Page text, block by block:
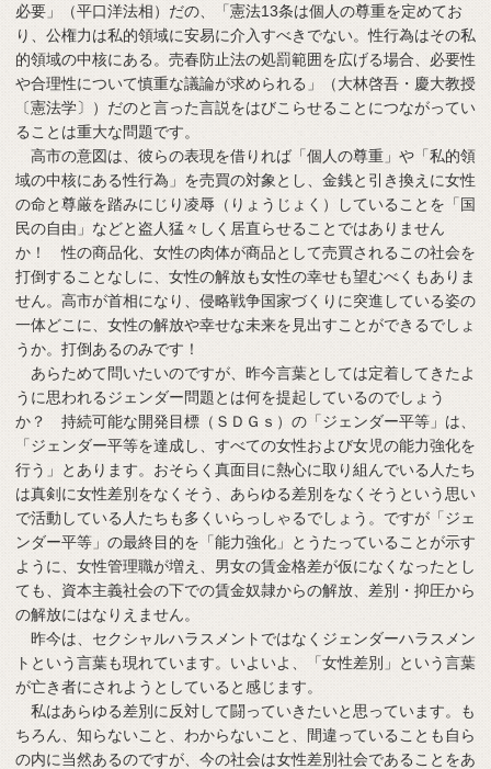
必要」（平口洋法相）だの、「憲法13条は個人の尊重を定めてお
り、公権力は私的領域に安易に介入すべきでない。性行為はその私
的領域の中核にある。売春防止法の処罰範囲を広げる場合、必要性
や合理性について慎重な議論が求められる」（大林啓吾・慶大教授
〔憲法学〕）だのと言った言説をはびこらせることにつながってい
ることは重大な問題です。
高市の意図は、彼らの表現を借りれば「個人の尊重」や「私的領
域の中核にある性行為」を売買の対象とし、金銭と引き換えに女性
の命と尊厳を踏みにじり凌辱（りょうじょく）していることを「国
民の自由」などと盗人猛々しく居直らせることではありません
か！ 性の商品化、女性の肉体が商品として売買されるこの社会を
打倒することなしに、女性の解放も女性の幸せも望むべくもありま
せん。高市が首相になり、侵略戦争国家づくりに突進している姿の
一体どこに、女性の解放や幸せな未来を見出すことができるでしょ
うか。打倒あるのみです！
あらためて問いたいのですが、昨今言葉としては定着してきたよ
うに思われるジェンダー問題とは何を提起しているのでしょう
か？ 持続可能な開発目標（ＳＤＧｓ）の「ジェンダー平等」は、
「ジェンダー平等を達成し、すべての女性および女児の能力強化を
行う」とあります。おそらく真面目に熱心に取り組んでいる人たち
は真剣に女性差別をなくそう、あらゆる差別をなくそうという思い
で活動している人たちも多くいらっしゃるでしょう。ですが「ジェ
ンダー平等」の最終目的を「能力強化」とうたっていることが示す
ように、女性管理職が増え、男女の賃金格差が仮になくなったとし
ても、資本主義社会の下での賃金奴隷からの解放、差別・抑圧から
の解放にはなりえません。
昨今は、セクシャルハラスメントではなくジェンダーハラスメン
トという言葉も現れています。いよいよ、「女性差別」という言葉
が亡き者にされようとしていると感じます。
私はあらゆる差別に反対して闘っていきたいと思っています。も
ちろん、知らないこと、わからないこと、間違っていることも自ら
の内に当然あるのですが、今の社会は女性差別社会であることをあ